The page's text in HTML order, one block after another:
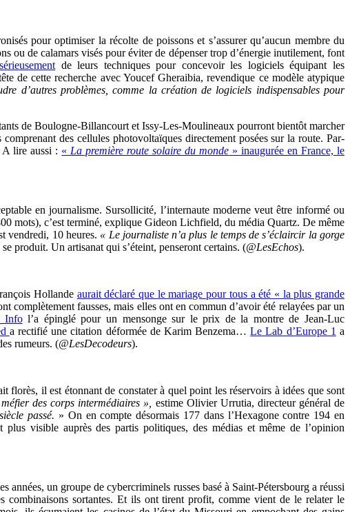
pour optimiser la récolte de poissons et s’assurer qu’aucun membre du
ou de calamars visés pour éviter de dépenser trop d’énergie inutilement, font
de leurs techniques pour concevoir les logiciels équipant les
de cette recherche avec Youcef Gheraibia, revendique ce modèle atypique
d’autres problèmes, comme la création de logiciels indispensables pour
de Boulogne-Billancourt et Issy-Les-Moulineaux pourront bientôt marcher
des cellules photovoltaïques directement posées sur la route. Par-
A lire aussi : « La première route solaire du monde » inaugurée en France, le
en journalisme. Sursollicité, l’internaute moderne veut être informé ou
mots), c’est terminé, explique Gideon Lichfield, du média Quartz. De même
vendredi, 10 heures. « Le journaliste n’a plus le temps de s’éclaircir la gorge
produit. Un artisanat qui s’éteint, penseront certains. (@LesEchos).
Hollande aurait déclaré que le mariage pour tous a été « la plus grande
complètement fausses, mais elles ont en commun d’avoir été relayées par un
Infol’a épinglé pour un mensonge sur le prix de la montre de Jean-Luc
a rectifié une citation déformée de Karim Benzema…Le Lab d’Europe 1 a
rumeurs. (@LesDecodeurs).
il est étonnant de constater à quel point les réservoirs à idées que sont
des corps intermédiaires », estime Olivier Urrutia, directeur général de
passé. » On en compte désormais 177 dans l’Hexagone contre 194 en
visible auprès des partis politiques, des médias et même de l’opinion
années, un groupe de cybercriminels russes basé à Saint-Pétersbourg a réussi
combinaisons sortantes. Et ils ont tirent profit, comme vient de le relater le